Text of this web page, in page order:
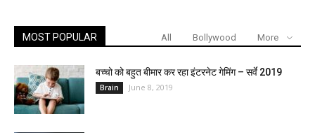
MOST POPULAR All Bollywood More
बच्चो को बहुत बीमार कर रहा इंटरनेट गेमिंग – सर्वे 2019
Brain June 8, 2019